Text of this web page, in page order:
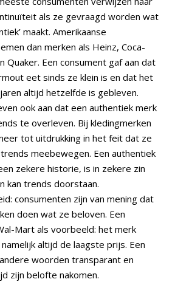
als ze gevraagd worden wat
maakt. Amerikaanse
dan merken als Heinz, Coca-
Quaker. Een consument gaf aan dat
eet sinds ze klein is en dat het
altijd hetzelfde is gebleven.
ook aan dat een authentiek merk
te overleven. Bij kledingmerken
tot uitdrukking in het feit dat ze
meebewegen. Een authentiek
zekere historie, is in zekere zin
kan trends doorstaan.
consumenten zijn van mening dat
doen wat ze beloven. Een
Mart als voorbeeld: het merk
altijd de laagste prijs. Een
woorden transparant en
zijn belofte nakomen.